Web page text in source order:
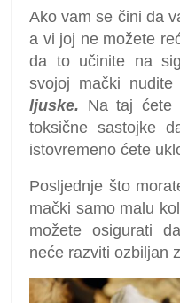
Ako vam se čini da
a vi joj ne možete
da to učinite na
svojoj mački nudite
ljuske. Na taj ćete
toksične sastojke
istovremeno ćete
Posljednje što
mački samo malu
možete osigurati
neće razviti ozbiljan